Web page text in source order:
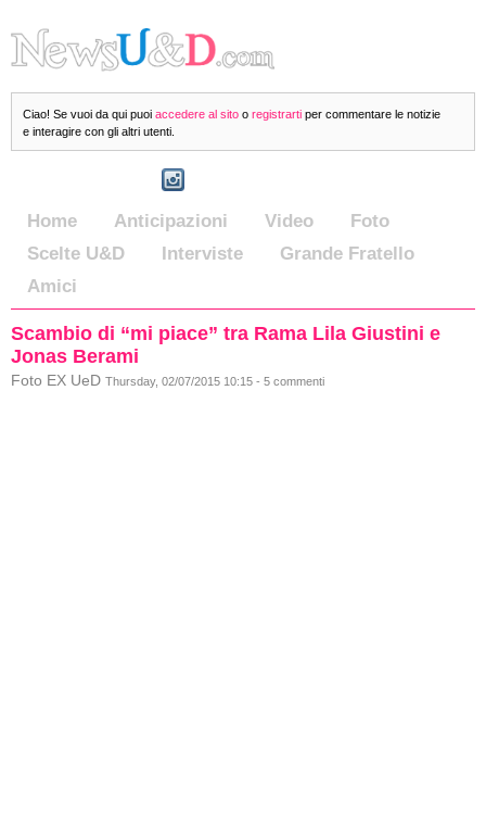
Ciao! Se vuoi da qui puoi accedere al sito o registrarti per commentare le notizie
e interagire con gli altri utenti.
Home Anticipazioni Video
Foto
Scelte U&D
Interviste
Grande Fratello
Amici
Scambio di “mi piace” tra Rama Lila Giustini e
Jonas Berami
Foto EX UeD Thursday, 02/07/2015 10:15 - 5 commenti